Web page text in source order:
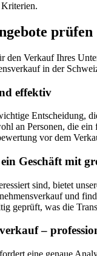
Kriterien.
prüfen
den Verkauf Ihres
in der
effektiv
Entscheidung,
an Personen, die
vor dem
Geschäft mit
sind, bietet
und
geprüft, was die
–